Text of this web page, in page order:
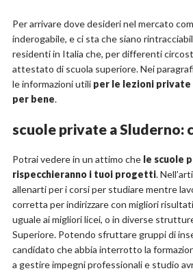
Per arrivare dove desideri nel mercato
inderogabile, e ci sta che siano
residenti in Italia che, per differenti
attestato di scuola superiore. Nei
le informazioni utili per le lezioni
per bene.
scuole private a Sluderno:
Potrai vedere in un attimo che le scuole
rispecchieranno i tuoi progetti.
allenarti per i corsi per studiare mentre
corretta per indirizzare con migliori
uguale ai migliori licei, o in diverse
Superiore. Potendo sfruttare gruppi di
candidato che abbia interrotto la
a gestire impegni professionali e studio